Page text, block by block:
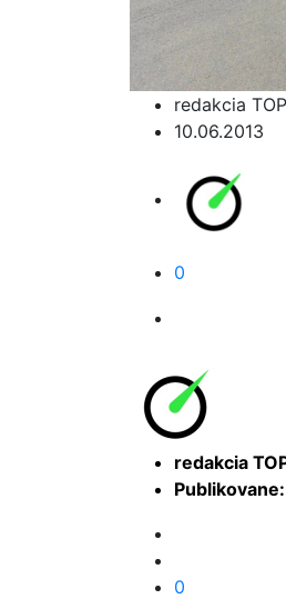
redakcia
10.06.2013
0
redakcia
0